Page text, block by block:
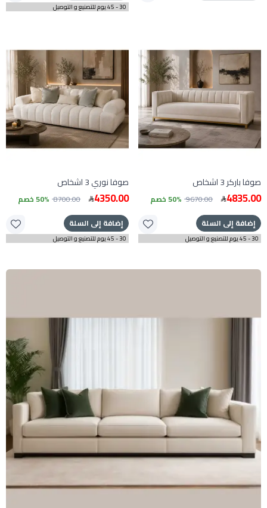
30 - 45 يوم للتصنيع و التوصيل
صوفا باركر 3 اشخاص
4835.00
9670.00 50% خصم
إضافة إلى السلة
30 - 45 يوم للتصنيع و التوصيل
صوفا نوري 3 اشخاص
4350.00
8700.00 50% خصم
إضافة إلى السلة
30 - 45 يوم للتصنيع و التوصيل